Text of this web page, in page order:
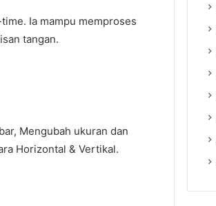
Ia mampu memproses
tangan.
Mengubah ukuran dan
Horizontal & Vertikal.